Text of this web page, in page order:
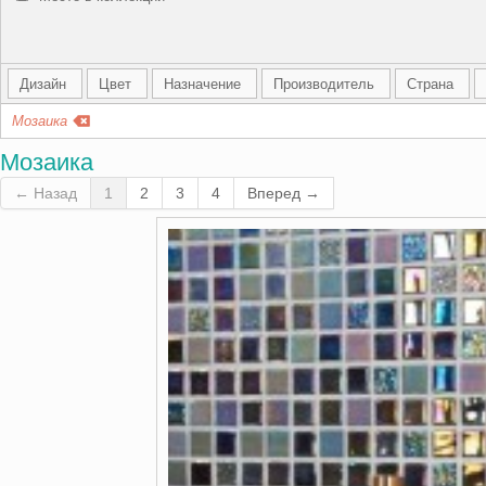
Дизайн Цвет Назначение Производитель Страна
Мозаика
Мозаика
← Назад 1 2 3 4 Вперед →